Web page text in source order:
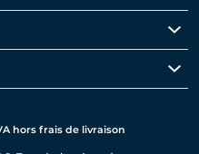
hors frais de livraison